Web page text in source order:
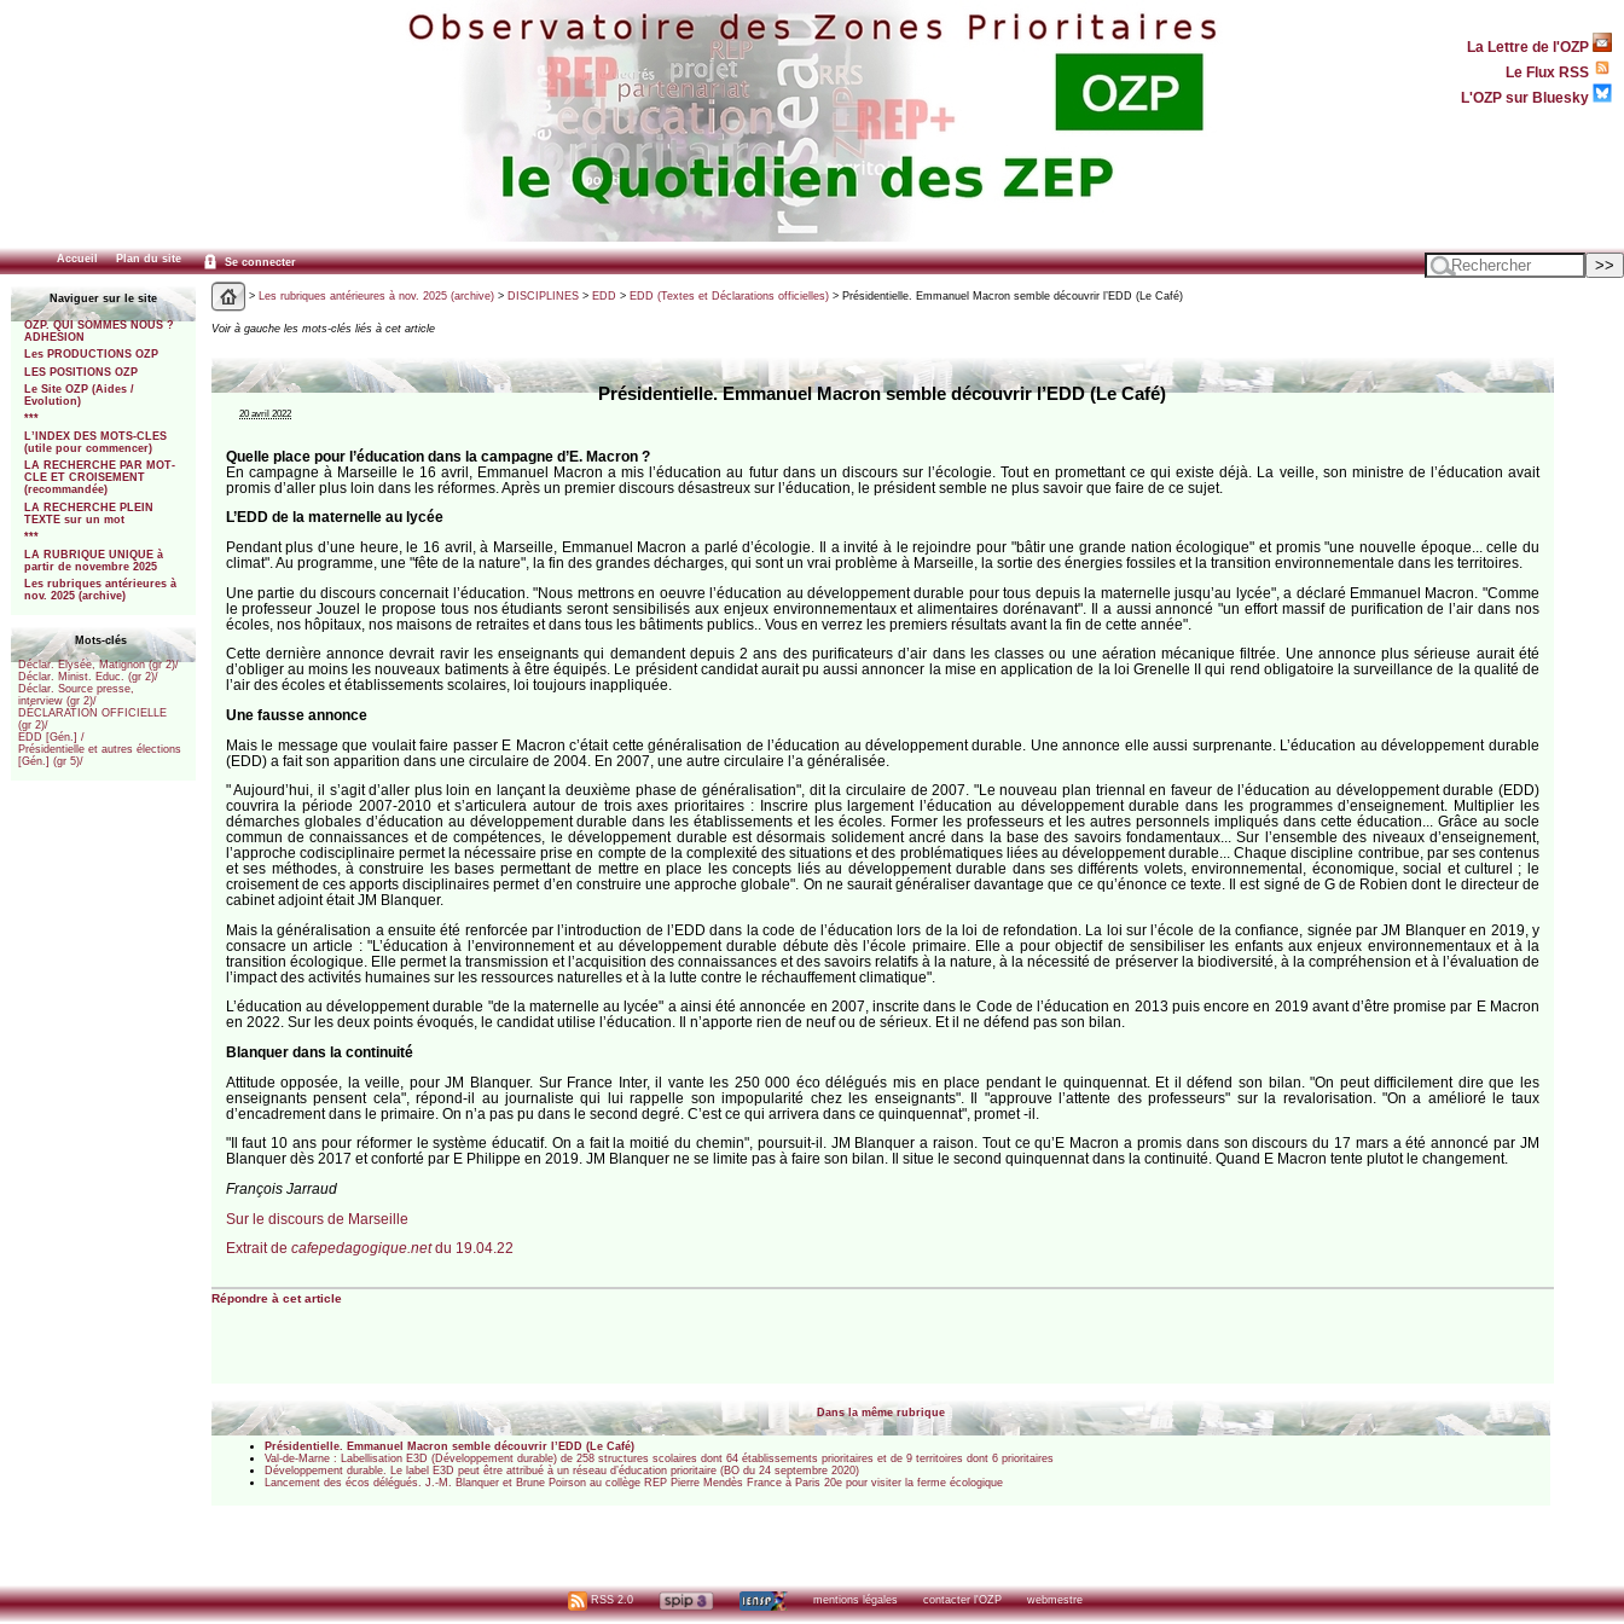
La Lettre de l'OZP
Le Flux RSS
L'OZP sur Bluesky
Accueil Plan du site Se connecter
Naviguer sur le site
OZP. QUI SOMMES NOUS ?
ADHESION
Les PRODUCTIONS OZP
LES POSITIONS OZP
Le Site OZP (Aides /
Evolution)
***
L’INDEX DES MOTS-CLES
(utile pour commencer)
LA RECHERCHE PAR MOT-
CLE ET CROISEMENT
(recommandée)
LA RECHERCHE PLEIN
TEXTE sur un mot
***
LA RUBRIQUE UNIQUE à
partir de novembre 2025
Les rubriques antérieures à
nov. 2025 (archive)
Mots-clés
Déclar. Elysée, Matignon (gr 2)/
Déclar. Minist. Educ. (gr 2)/
Déclar. Source presse,
interview (gr 2)/
DÉCLARATION OFFICIELLE
(gr 2)/
EDD [Gén.] /
Présidentielle et autres élections
[Gén.] (gr 5)/
> Les rubriques antérieures à nov. 2025 (archive)> DISCIPLINES> EDD > EDD (Textes et Déclarations officielles)> Présidentielle. Emmanuel Macron semble découvrir l’EDD (Le Café)
Voir à gauche les mots-clés liés à cet article
Présidentielle. Emmanuel Macron semble découvrir l’EDD (Le Café)
20 avril 2022
Quelle place pour l’éducation dans la campagne d’E. Macron ?
En campagne à Marseille le 16 avril, Emmanuel Macron a mis l’éducation au futur dans un discours sur l’écologie. Tout en promettant ce qui existe déjà. La veille, son ministre de l’éducation avait
promis d’aller plus loin dans les réformes. Après un premier discours désastreux sur l’éducation, le président semble ne plus savoir que faire de ce sujet.
L’EDD de la maternelle au lycée
Pendant plus d’une heure, le 16 avril, à Marseille, Emmanuel Macron a parlé d’écologie. Il a invité à le rejoindre pour "bâtir une grande nation écologique" et promis "une nouvelle époque... celle du
climat". Au programme, une "fête de la nature", la fin des grandes décharges, qui sont un vrai problème à Marseille, la sortie des énergies fossiles et la transition environnementale dans les territoires.
Une partie du discours concernait l’éducation. "Nous mettrons en oeuvre l’éducation au développement durable pour tous depuis la maternelle jusqu’au lycée", a déclaré Emmanuel Macron. "Comme
le professeur Jouzel le propose tous nos étudiants seront sensibilisés aux enjeux environnementaux et alimentaires dorénavant". Il a aussi annoncé "un effort massif de purification de l’air dans nos
écoles, nos hôpitaux, nos maisons de retraites et dans tous les bâtiments publics.. Vous en verrez les premiers résultats avant la fin de cette année".
Cette dernière annonce devrait ravir les enseignants qui demandent depuis 2 ans des purificateurs d’air dans les classes ou une aération mécanique filtrée. Une annonce plus sérieuse aurait été
d’obliger au moins les nouveaux batiments à être équipés. Le président candidat aurait pu aussi annoncer la mise en application de la loi Grenelle II qui rend obligatoire la surveillance de la qualité de
l’air des écoles et établissements scolaires, loi toujours inappliquée.
Une fausse annonce
Mais le message que voulait faire passer E Macron c’était cette généralisation de l’éducation au développement durable. Une annonce elle aussi surprenante. L’éducation au développement durable
(EDD) a fait son apparition dans une circulaire de 2004. En 2007, une autre circulaire l’a généralisée.
" Aujourd’hui, il s’agit d’aller plus loin en lançant la deuxième phase de généralisation", dit la circulaire de 2007. "Le nouveau plan triennal en faveur de l’éducation au développement durable (EDD)
couvrira la période 2007-2010 et s’articulera autour de trois axes prioritaires : Inscrire plus largement l’éducation au développement durable dans les programmes d’enseignement. Multiplier les
démarches globales d’éducation au développement durable dans les établissements et les écoles. Former les professeurs et les autres personnels impliqués dans cette éducation... Grâce au socle
commun de connaissances et de compétences, le développement durable est désormais solidement ancré dans la base des savoirs fondamentaux... Sur l’ensemble des niveaux d’enseignement,
l’approche codisciplinaire permet la nécessaire prise en compte de la complexité des situations et des problématiques liées au développement durable... Chaque discipline contribue, par ses contenus
et ses méthodes, à construire les bases permettant de mettre en place les concepts liés au développement durable dans ses différents volets, environnemental, économique, social et culturel ; le
croisement de ces apports disciplinaires permet d’en construire une approche globale". On ne saurait généraliser davantage que ce qu’énonce ce texte. Il est signé de G de Robien dont le directeur de
cabinet adjoint était JM Blanquer.
Mais la généralisation a ensuite été renforcée par l’introduction de l’EDD dans la code de l’éducation lors de la loi de refondation. La loi sur l’école de la confiance, signée par JM Blanquer en 2019, y
consacre un article : "L’éducation à l’environnement et au développement durable débute dès l’école primaire. Elle a pour objectif de sensibiliser les enfants aux enjeux environnementaux et à la
transition écologique. Elle permet la transmission et l’acquisition des connaissances et des savoirs relatifs à la nature, à la nécessité de préserver la biodiversité, à la compréhension et à l’évaluation de
l’impact des activités humaines sur les ressources naturelles et à la lutte contre le réchauffement climatique".
L’éducation au développement durable "de la maternelle au lycée" a ainsi été annoncée en 2007, inscrite dans le Code de l’éducation en 2013 puis encore en 2019 avant d’être promise par E Macron
en 2022. Sur les deux points évoqués, le candidat utilise l’éducation. Il n’apporte rien de neuf ou de sérieux. Et il ne défend pas son bilan.
Blanquer dans la continuité
Attitude opposée, la veille, pour JM Blanquer. Sur France Inter, il vante les 250 000 éco délégués mis en place pendant le quinquennat. Et il défend son bilan. "On peut difficilement dire que les
enseignants pensent cela", répond-il au journaliste qui lui rappelle son impopularité chez les enseignants". Il "approuve l’attente des professeurs" sur la revalorisation. "On a amélioré le taux
d’encadrement dans le primaire. On n’a pas pu dans le second degré. C’est ce qui arrivera dans ce quinquennat", promet -il.
"Il faut 10 ans pour réformer le système éducatif. On a fait la moitié du chemin", poursuit-il. JM Blanquer a raison. Tout ce qu’E Macron a promis dans son discours du 17 mars a été annoncé par JM
Blanquer dès 2017 et conforté par E Philippe en 2019. JM Blanquer ne se limite pas à faire son bilan. Il situe le second quinquennat dans la continuité. Quand E Macron tente plutot le changement.
François Jarraud
Sur le discours de Marseille
Extrait de cafepedagogique.netdu 19.04.22
Répondre à cet article
Dans la même rubrique
Présidentielle. Emmanuel Macron semble découvrir l’EDD (Le Café)
Val-de-Marne : Labellisation E3D (Développement durable) de 258 structures scolaires dont 64 établissements prioritaires et de 9 territoires dont 6 prioritaires
Développement durable. Le label E3D peut être attribué à un réseau d’éducation prioritaire (BO du 24 septembre 2020)
Lancement des écos délégués. J.-M. Blanquer et Brune Poirson au collège REP Pierre Mendès France à Paris 20e pour visiter la ferme écologique
RSS 2.0 mentions légales contacter l'OZP webmestre